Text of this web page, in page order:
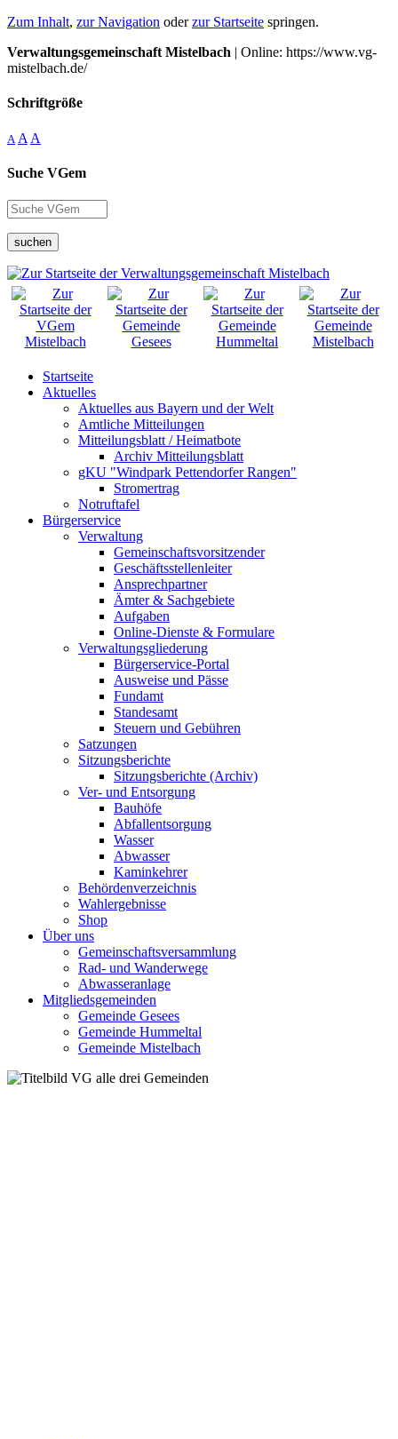
Zum Inhalt, zur Navigation oderzur Startseite springen.
Verwaltungsgemeinschaft Mistelbach | Online: https://www.vg-
mistelbach.de/
Schriftgröße
A A A
Suche VGem
suchen
Startseite
Aktuelles
Aktuelles aus Bayern und der Welt
Amtliche Mitteilungen
Mitteilungsblatt / Heimatbote
Archiv Mitteilungsblatt
gKU "Windpark Pettendorfer Rangen"
Stromertrag
Notruftafel
Bürgerservice
Verwaltung
Gemeinschaftsvorsitzender
Geschäftsstellenleiter
Ansprechpartner
Ämter & Sachgebiete
Aufgaben
Online-Dienste & Formulare
Verwaltungsgliederung
Bürgerservice-Portal
Ausweise und Pässe
Fundamt
Standesamt
Steuern und Gebühren
Satzungen
Sitzungsberichte
Sitzungsberichte (Archiv)
Ver- und Entsorgung
Bauhöfe
Abfallentsorgung
Wasser
Abwasser
Kaminkehrer
Behördenverzeichnis
Wahlergebnisse
Shop
Über uns
Gemeinschaftsversammlung
Rad- und Wanderwege
Abwasseranlage
Mitgliedsgemeinden
Gemeinde Gesees
Gemeinde Hummeltal
Gemeinde Mistelbach